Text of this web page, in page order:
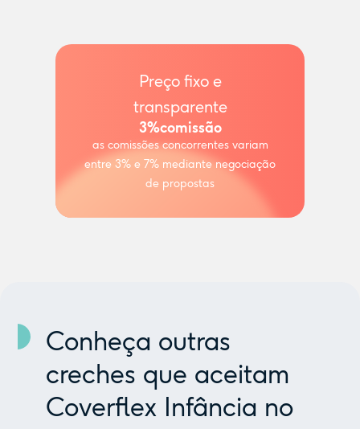
Preço fixo e
transparente
3%comissão
as comissões concorrentes variam
entre 3% e 7% mediante negociação
de propostas
Conheça outras
creches que aceitam
Coverflex Infância no